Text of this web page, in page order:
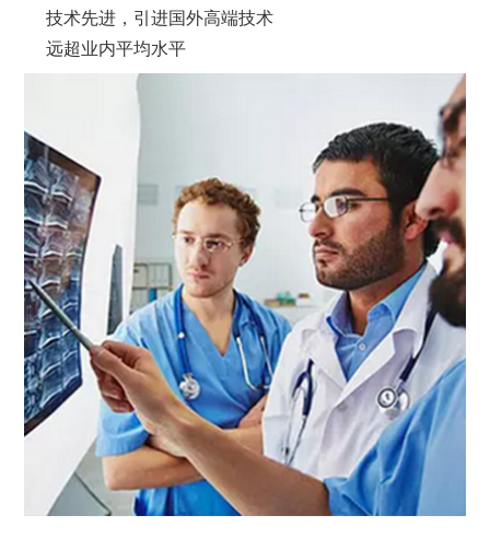
技术先进，引进国外高端技术
远超业内平均水平